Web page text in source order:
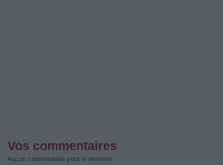
Vos commentaires
Aucun commentaire pour le moment